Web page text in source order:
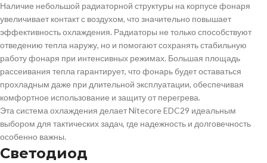
Наличие небольшой радиаторной структуры на корпусе фонаря
увеличивает контакт с воздухом, что значительно повышает
эффективность охлаждения. Радиаторы не только способствуют
отведению тепла наружу, но и помогают сохранять стабильную
работу фонаря при интенсивных режимах. Большая площадь
рассеивания тепла гарантирует, что фонарь будет оставаться
прохладным даже при длительной эксплуатации, обеспечивая
комфортное использование и защиту от перегрева.
Эта система охлаждения делает Nitecore EDC29 идеальным
выбором для тактических задач, где надежность и долговечность
особенно важны.
Светодиод